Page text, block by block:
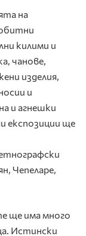
на
килими и
чанове,
изделия,
и
и агнешки
експозиции ще
Чепеларе,
ще има много
Истински